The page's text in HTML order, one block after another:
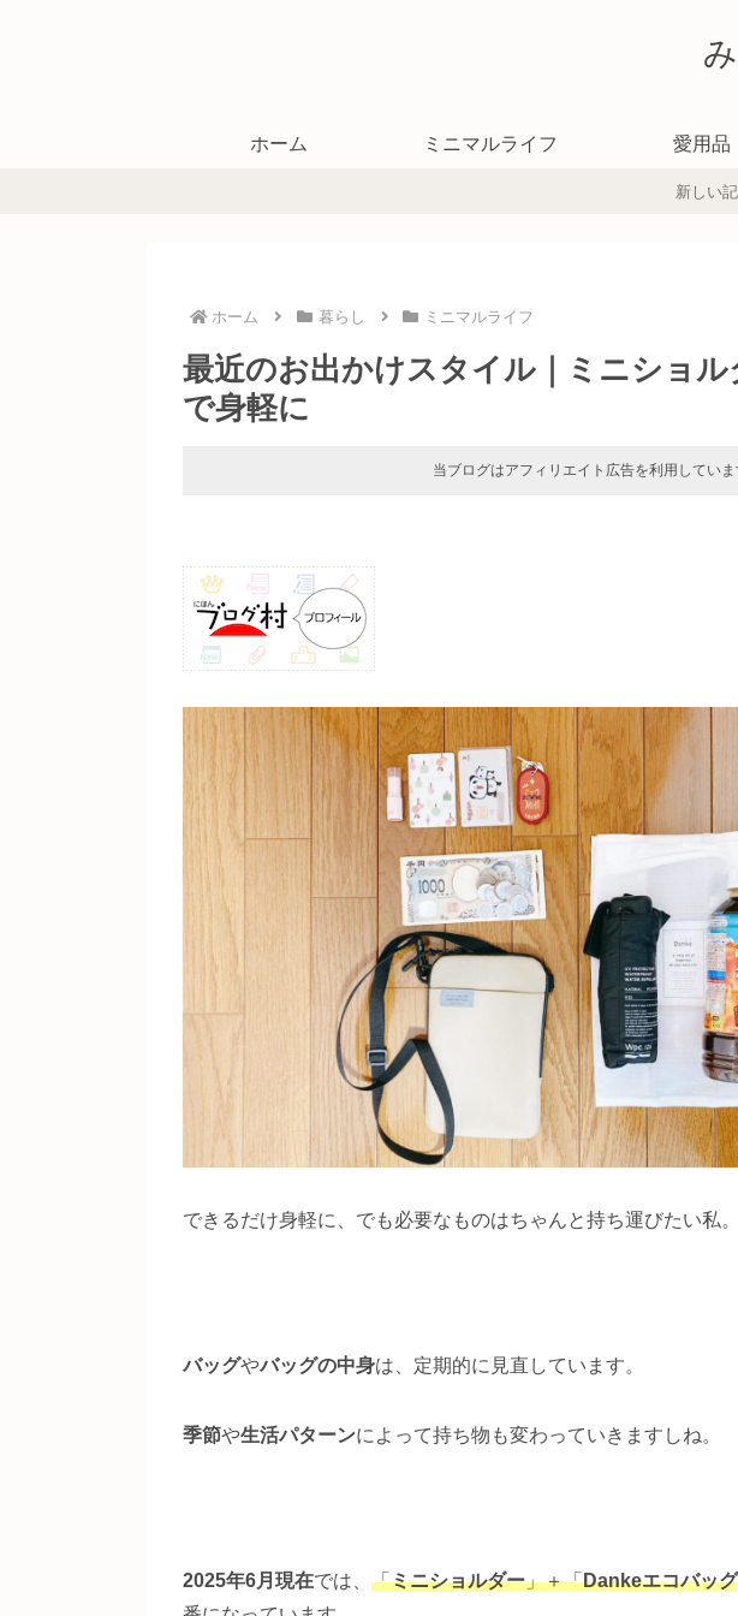
ホーム ミニマルライフ 愛用品
新しい
ホーム 暮らし ミニマルライフ
最近のお出かけスタイル｜ミニショ
で身軽に
当ブログはアフィリエイト広告を利用していま
できるだけ身軽に、でも必要なものはちゃんと持ち運びたい私。
バッグやバッグの中身は、定期的に見直しています。
季節や生活パターンによって持ち物も変わっていきますしね。
2025年6月現在では、 「ミニショルダー」＋「Dankeエコバッグ